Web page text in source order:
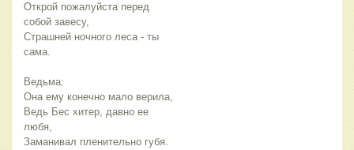
Открой пожалуйста перед
собой завесу,
Страшней ночного леса - ты
сама.
Ведьма:
Она ему конечно мало верила,
Ведь Бес хитер, давно ее
любя,
Заманивал пленительно губя.